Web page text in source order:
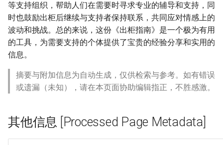
等支持组织，帮助人们在需要时寻求专业的辅导和支持，同
时也鼓励出柜后继续与支持者保持联系，共同应对情感上的
波动和挑战。总的来说，这份《出柜指南》是一个极为有用
的工具，为需要支持的个体提供了宝贵的经验分享和实用的
信息。
摘要与附加信息为自动生成，仅供检索与参考。如有错误
或遗漏（未知），请在本页面协助编辑指正，不胜感激。
其他信息 [Processed Page Metadata]